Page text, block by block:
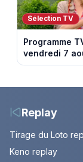
Sélection TV
Programme
vendredi 7
notre
Replay
Tirage du Loto
Keno replay